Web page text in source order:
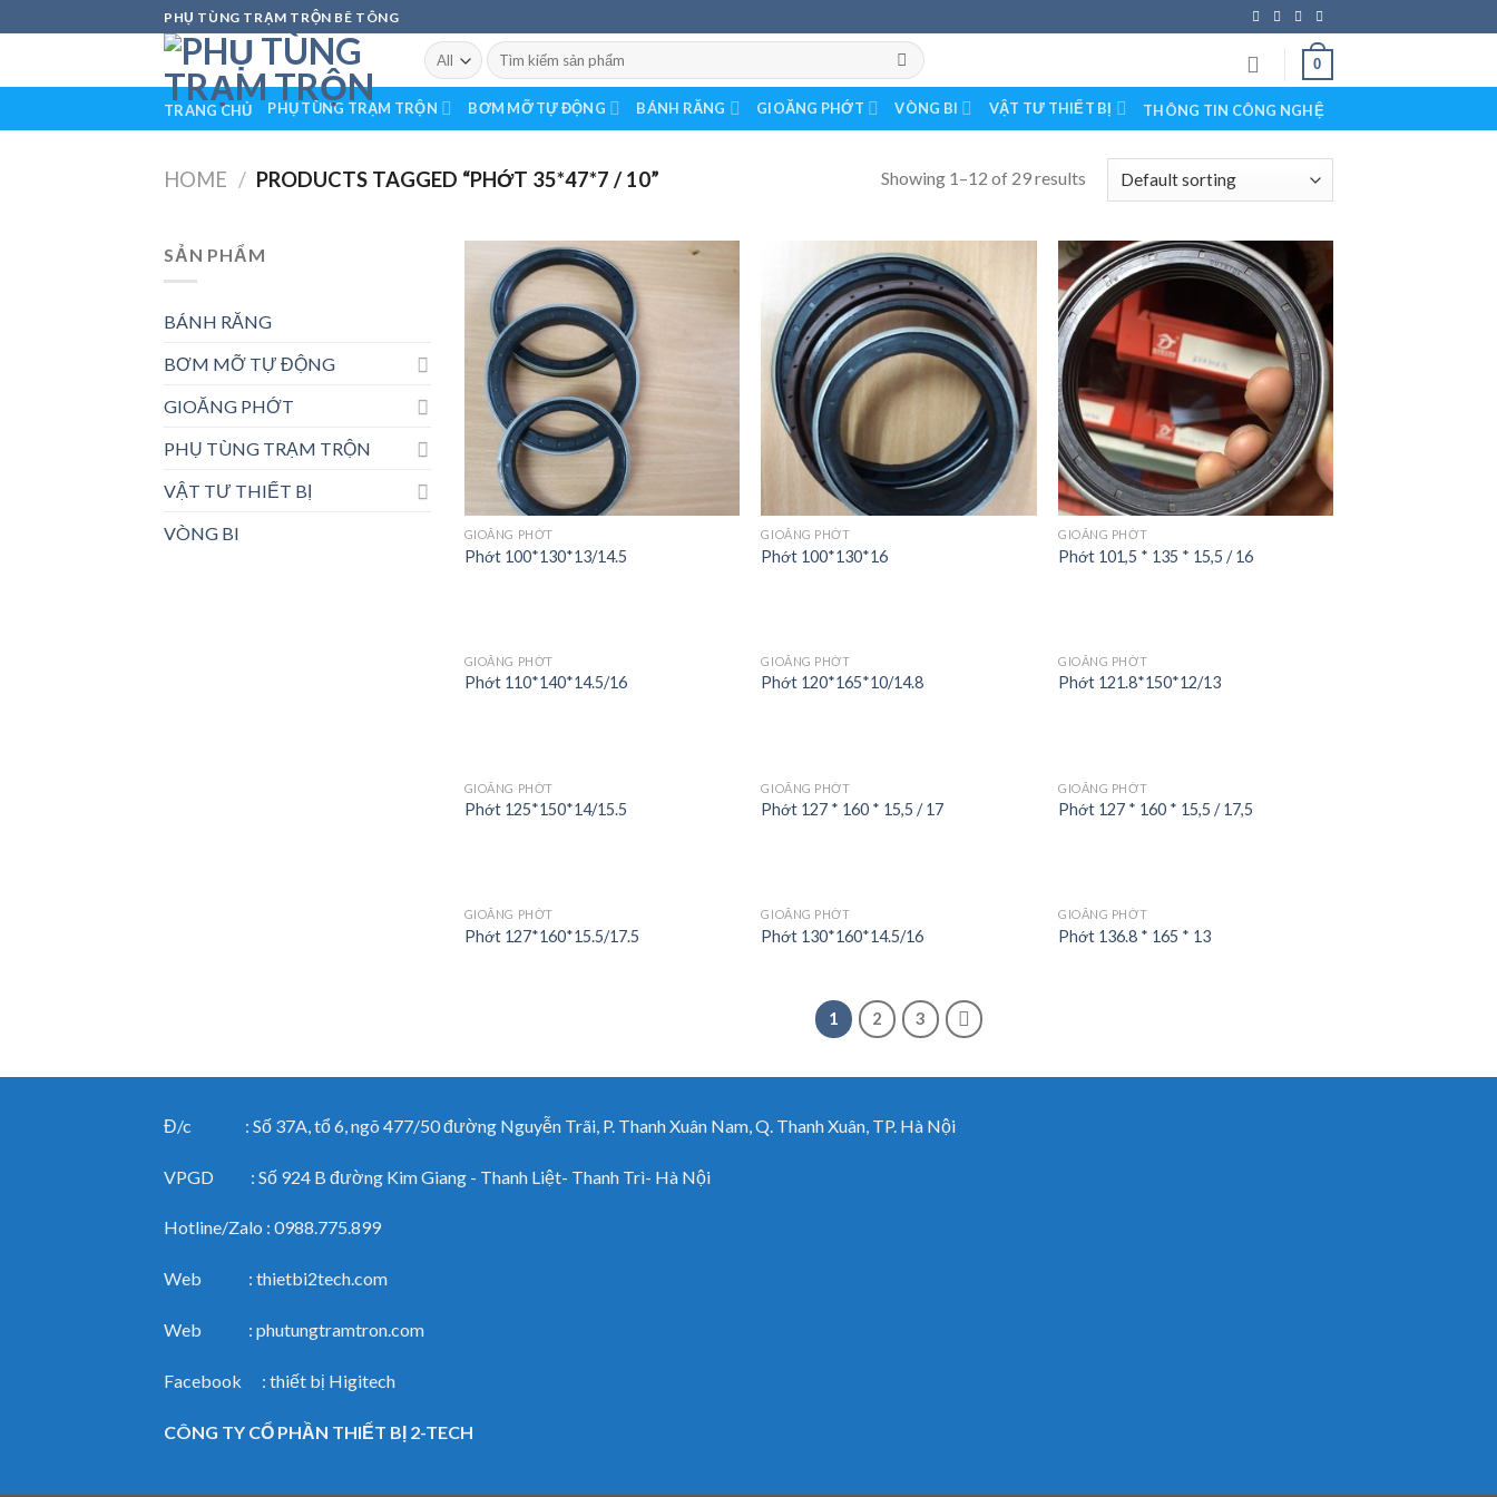
to
PHỤ TÙNG TRẠM TRỘN BÊ TÔNG
Search
for:
0
TRANG CHỦ PHỤ TÙNG TRẠM TRỘN BƠM MỠ TỰ ĐỘNG BÁNH RĂNG GIOĂNG PHỚT VÒNG BI VẬT TƯ THIẾT BỊ THÔNG TIN CÔNG NGHỆ
HOME / PRODUCTS TAGGED “PHỚT 35*47*7 / 10” Showing 1–12 of 29 results
SẢN PHẨM
BÁNH RĂNG
BƠM MỠ TỰ ĐỘNG
GIOĂNG PHỚT
PHỤ TÙNG TRẠM TRỘN
VẬT TƯ THIẾT BỊ
VÒNG BI
GIOĂNG PHỚT
Phớt 100*130*13/14.5
GIOĂNG PHỚT
Phớt 100*130*16
GIOĂNG PHỚT
Phớt 101,5 * 135 * 15,5 / 16
GIOĂNG PHỚT
Phớt 110*140*14.5/16
GIOĂNG PHỚT
Phớt 120*165*10/14.8
GIOĂNG PHỚT
Phớt 121.8*150*12/13
GIOĂNG PHỚT
Phớt 125*150*14/15.5
GIOĂNG PHỚT
Phớt 127 * 160 * 15,5 / 17
GIOĂNG PHỚT
Phớt 127 * 160 * 15,5 / 17,5
GIOĂNG PHỚT
Phớt 127*160*15.5/17.5
GIOĂNG PHỚT
Phớt 130*160*14.5/16
GIOĂNG PHỚT
Phớt 136.8 * 165 * 13
1 2 3
Đ/c : Số 37A, tổ 6, ngõ 477/50 đường Nguyễn Trãi, P. Thanh Xuân Nam, Q. Thanh Xuân, TP. Hà Nội
VPGD : Số 924 B đường Kim Giang - Thanh Liệt- Thanh Trì- Hà Nội
Hotline/Zalo : 0988.775.899
Web : thietbi2tech.com
Web : phutungtramtron.com
Facebook : thiết bị Higitech
CÔNG TY CỔ PHẦN THIẾT BỊ 2-TECH